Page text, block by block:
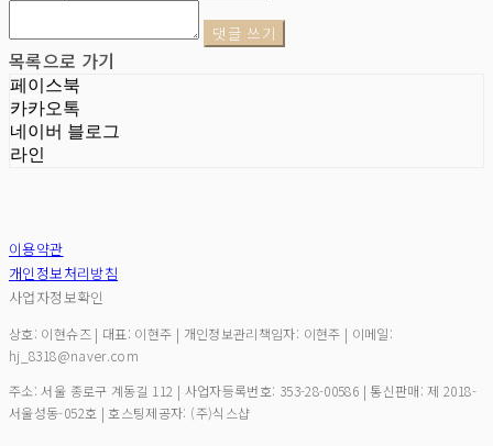
댓글 쓰기
목록으로 가기
페이스북
카카오톡
네이버 블로그
라인
이용약관
개인정보처리방침
사업자정보확인
상호: 이현슈즈 | 대표: 이현주 | 개인정보관리책임자: 이현주 | 이메일:
hj_8318@naver.com
주소: 서울 종로구 계동길 112 | 사업자등록번호: 353-28-00586 | 통신판매:제 2018-
서울성동-052호 | 호스팅제공자: (주)식스샵